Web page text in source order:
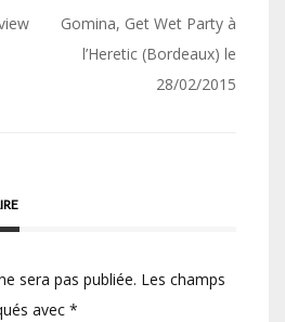
Gomina, Get Wet Party à
l’Heretic (Bordeaux) le
28/02/2015
sera pas publiée. Les champs
avec *